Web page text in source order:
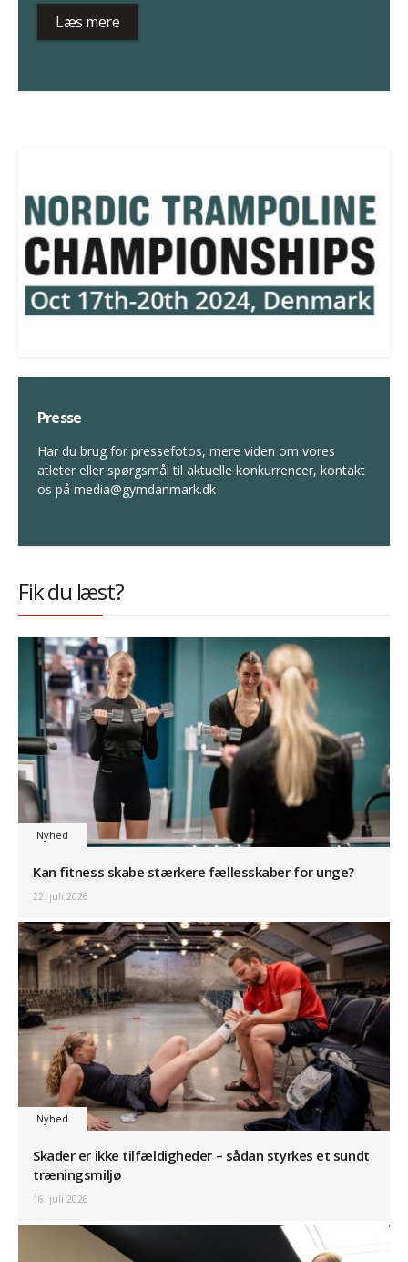
Læs mere
Presse
Har du brug for pressefotos, mere viden om vores
atleter eller spørgsmål til aktuelle konkurrencer, kontakt
os på media@gymdanmark.dk
Fik du læst?
Nyhed
Kan fitness skabe stærkere fællesskaber for unge?
22. juli 2026
Nyhed
Skader er ikke tilfældigheder – sådan styrkes et sundt
træningsmiljø
16. juli 2026